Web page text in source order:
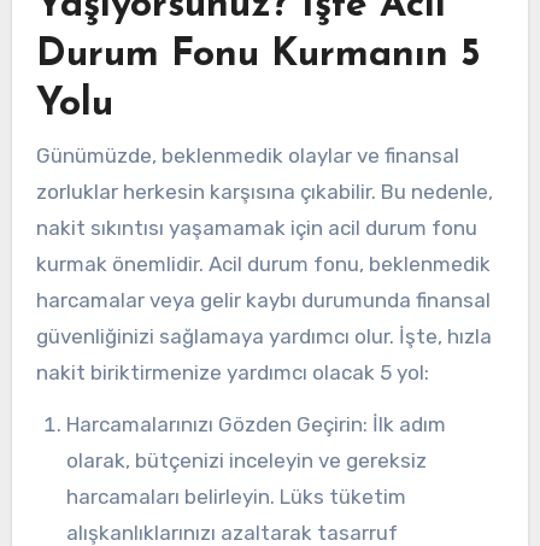
Durum Fonu Kurmanın 5
Yolu
Günümüzde, beklenmedik olaylar ve finansal
zorluklar herkesin karşısına çıkabilir. Bu nedenle,
nakit sıkıntısı yaşamamak için acil durum fonu
kurmak önemlidir. Acil durum fonu, beklenmedik
harcamalar veya gelir kaybı durumunda finansal
güvenliğinizi sağlamaya yardımcı olur. İşte, hızla
nakit biriktirmenize yardımcı olacak 5 yol:
Harcamalarınızı Gözden Geçirin: İlk adım
olarak, bütçenizi inceleyin ve gereksiz
harcamaları belirleyin. Lüks tüketim
alışkanlıklarınızı azaltarak tasarruf